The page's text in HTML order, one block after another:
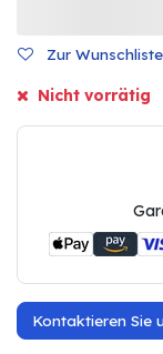
Zur
Nicht vorrätig
Kontaktieren Sie